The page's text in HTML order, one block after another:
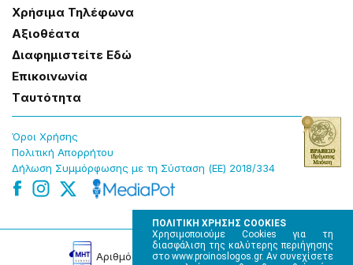
ΠΟΛΙΤΙΚΗ ΧΡΗΣΗΣ COOKIES
Χρησιμοποιούμε Cookies για τη
διασφάλιση της καλύτερης περιήγησης
στο www.proinoslogos.gr. Αν συνεχίσετε
Χρήσɩμα Τηλέφωνα
Αξɩοθέατα
Δɩαφημɩστείτε Εδώ
Επɩκοɩνωνία
Tαυτότητα
Όροɩ Χρήσης
Πολɩτɩκή Απορρήτου
Δήλωση Συμμόρφωσης με τη Σύσταση (ΕΕ) 2018/334
Αρɩθμός Πɩστοποίησης Μ.Η.Τ. 220242